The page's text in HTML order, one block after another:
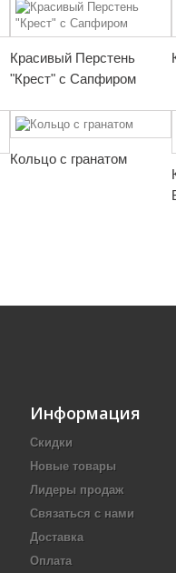
Красивый Перстень
"Крест" с Сапфиром
Кольцо с гранатом
Информация
Скидки
Новые товары
Лидеры продаж
Связаться с нами
Доставка
Оплата